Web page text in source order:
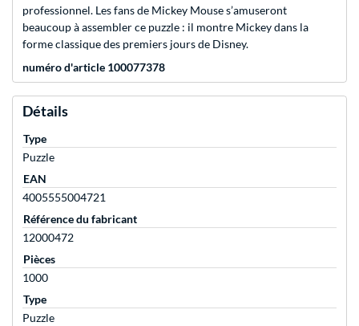
professionnel. Les fans de Mickey Mouse s’amuseront
beaucoup à assembler ce puzzle : il montre Mickey dans la
forme classique des premiers jours de Disney.
numéro d'article 100077378
Détails
Type
Puzzle
EAN
4005555004721
Référence du fabricant
12000472
Pièces
1000
Type
Puzzle